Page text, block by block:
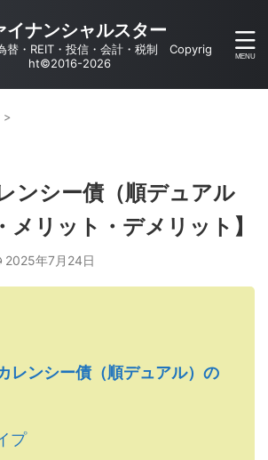
イナンシャルスター
替・REIT・投信・会計・税制 Copyrig
ht©2016-2026
>
ンシー債（順デュアル
メリット・デメリット】
2025年7月24日
レンシー債（順デュアル）の
プ